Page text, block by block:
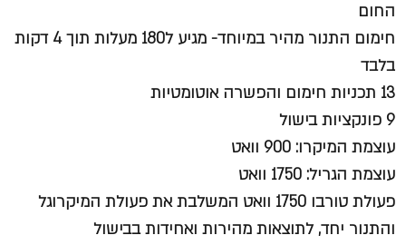
החום
חימום התנור מהיר במיוחד- מגיע ל180 מעלות תוך 4 דקות
בלבד
13 תכניות חימום והפשרה אוטומטיות
9 פונקציות בישול
עוצמת המיקרו: 900 וואט
עוצמת הגריל: 1750 וואט
פעולת טורבו 1750 וואט המשלבת את פעולת המיקרוגל
והתנור יחד, לתוצאות מהירות ואחידות בבישול